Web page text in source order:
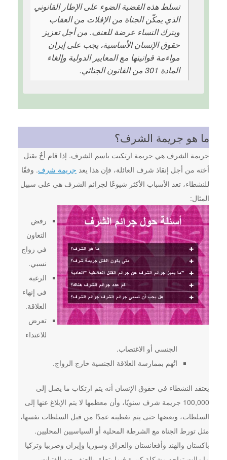
تسلط هذه القضية الضوء على الإطار القانوني
الذي يمكّن الجناة من الإفلات من العقاب
ويترك النساء عرضة للعنف. من أجل تعزيز
حقوق الإنسان الأساسية، يجب على إيران
مواءمة قوانينها مع المعايير الدولية وإلغاء
المادة 301 من القانون الجنائي.
ما هو جريمة الشرف؟
جريمة الشرف هي جريمة ارتكبت باسم الشرف. إذا قام أخٌ بقتل
أخته من أجل إنقاذ شرف العائلة، فإن هذا يعد جريمة شرف. وفقًا
للنشطاء، تعد الأسباب الأكثر شيوعًا لجرائم الشرف هي على سبيل
المثال:
رفض
التعاون
في زواج
نسبي.
الرغبة
في إنهاء
العلاقة.
تعرض
للاعتداء
الجنسي أو الاغتصاب.
اتُهم بممارسة العلاقة الجنسية خارج الزواج.
يعتقد النشطاء في حقوق الإنسان أنه يتم ارتكاب ما يصل إلى
100,000 جريمة شرف سنويًا، وأن معظمها لا يتم الإبلاغ عنها إلى
السلطات، وبعضها حتى يتم تغطيته عمدًا من قبل السلطات نفسها،
مثل تورط الجناة مع الشرطة المحلية أو السياسيين المحليين.
باكستان والهند وأفغانستان والعراق وسوريا وإيران وصربيا وتركيا